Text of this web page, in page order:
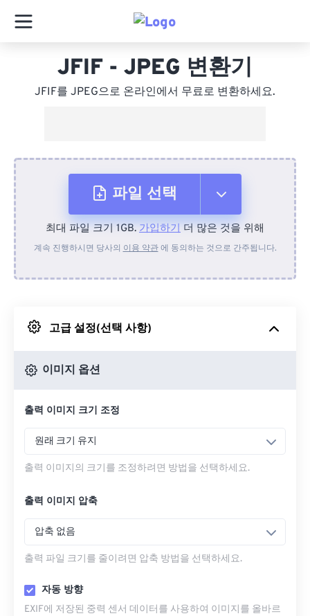
JFIF - JPEG 변환기
JFIF를 JPEG으로 온라인에서 무료로 변환하세요.
파일 선택
장치에서
Google 드라이브에서
최대 파일 크기 1GB. 가입하기 더 많은 것을 위해
계속 진행하시면 당사의 이용 약관에 동의하는 것으로 간주됩니다.
고급 설정(선택 사항)
이미지 옵션
출력 이미지 크기 조정
원래 크기 유지
출력 이미지의 크기를 조정하려면 방법을 선택하세요.
출력 이미지 압축
압축 없음
출력 파일 크기를 줄이려면 압축 방법을 선택하세요.
자동 방향
EXIF에 저장된 중력 센서 데이터를 사용하여 이미지를 올바르